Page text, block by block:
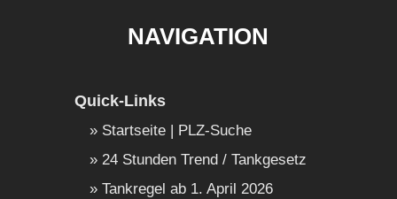
NAVIGATION
Quick-Links
Startseite | PLZ-Suche
24 Stunden Trend / Tankgesetz
Tankregel ab 1. April 2026